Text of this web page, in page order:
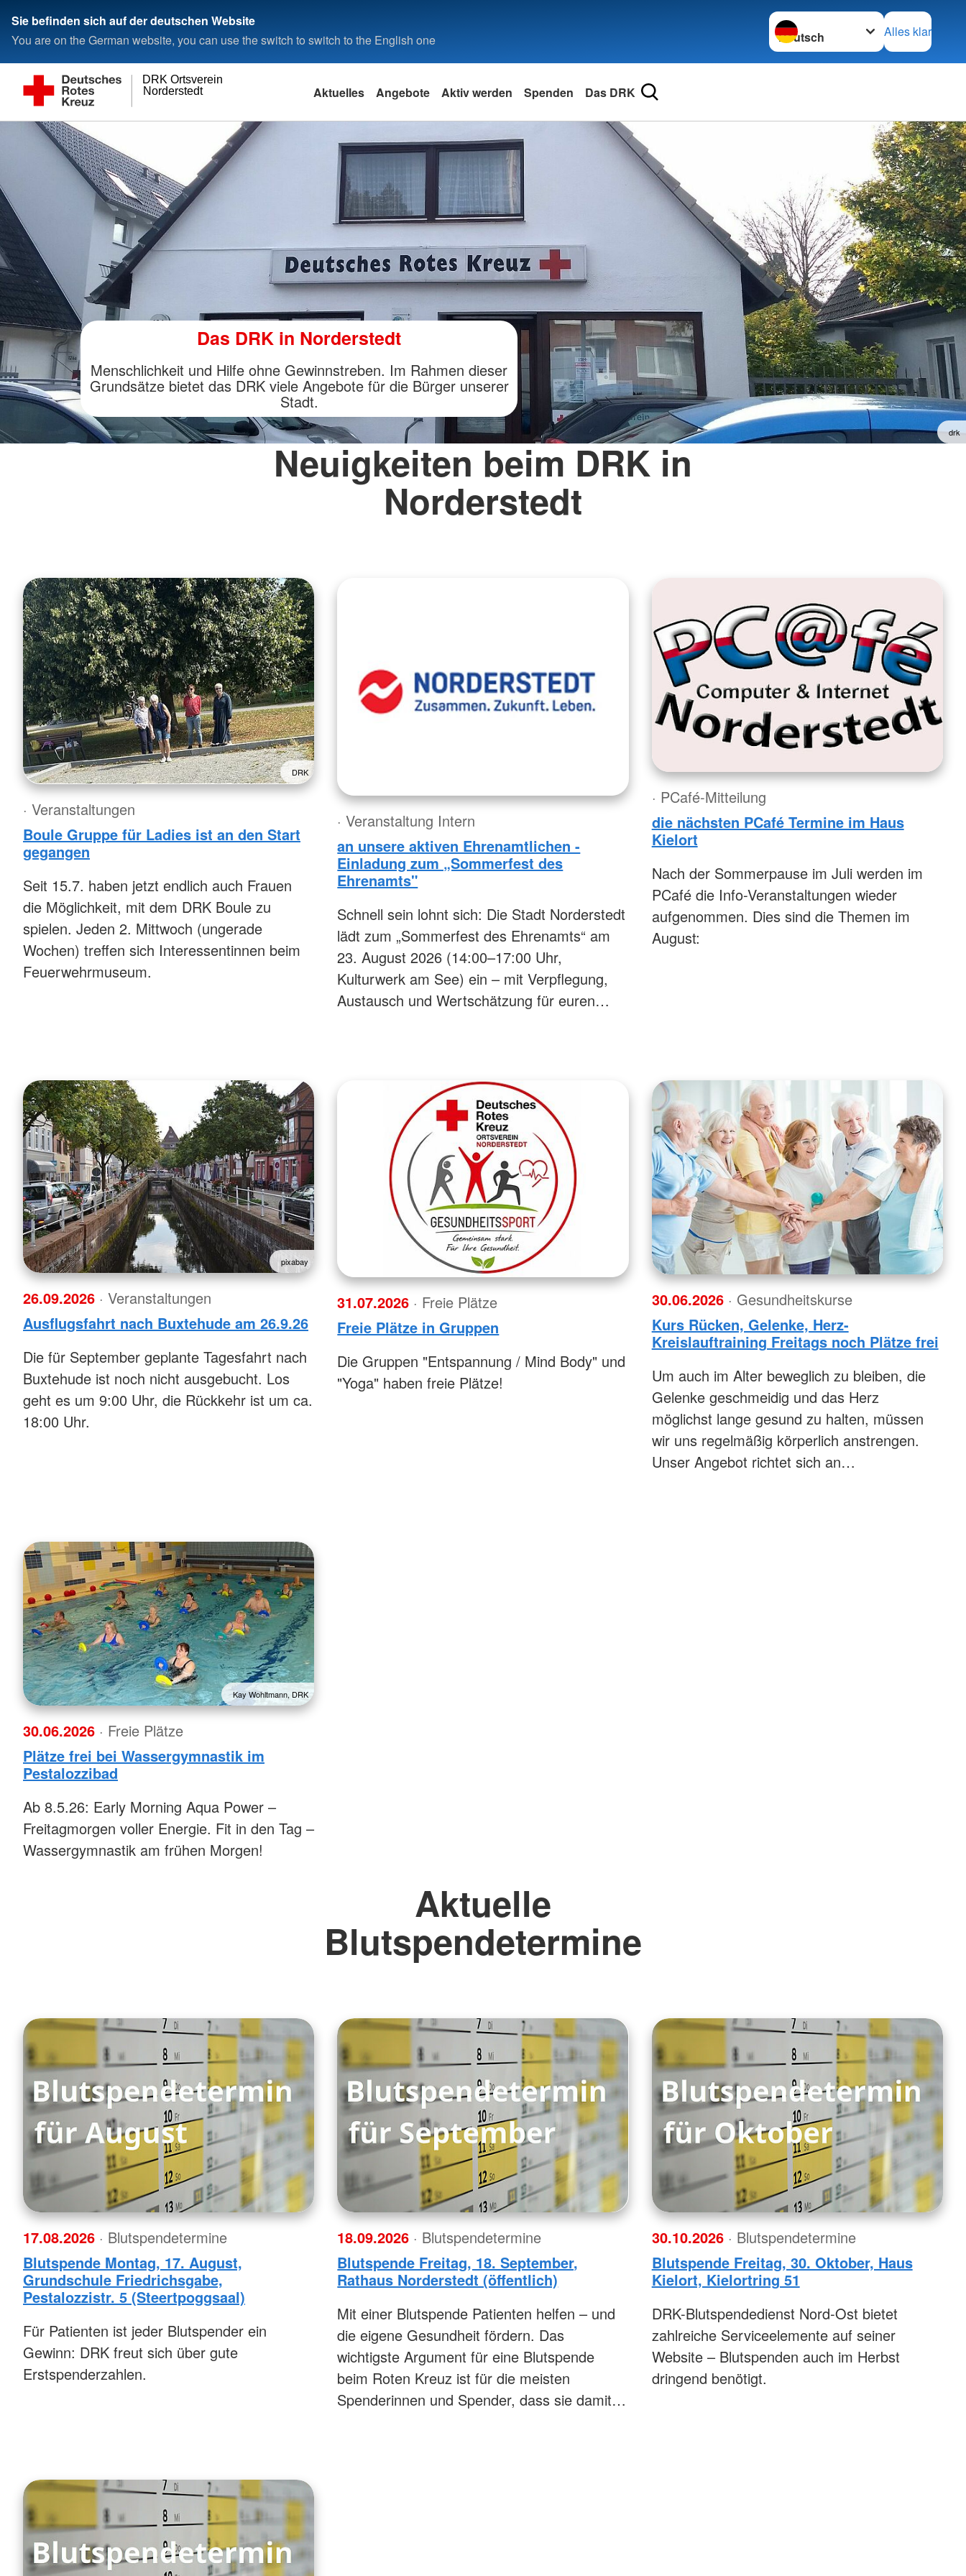
Sie befinden sich auf der deutschen Website
You are on the German website, you can use the switch to switch to the English one
Sprache wechseln zu
Alles klar
Norderstedt
DRK Ortsverein
Aktuelles Angebote Aktiv werden Spenden Das DRK
drk
Das DRK in Norderstedt
Menschlichkeit und Hilfe ohne Gewinnstreben. Im Rahmen dieser
Grundsätze bietet das DRK viele Angebote für die Bürger unserer
Stadt.
Neuigkeiten beim DRK in
Norderstedt
DRK
· Veranstaltungen
Boule Gruppe für Ladies ist an den Start
gegangen
Seit 15.7. haben jetzt endlich auch Frauen
die Möglichkeit, mit dem DRK Boule zu
spielen. Jeden 2. Mittwoch (ungerade
Wochen) treffen sich Interessentinnen beim
Feuerwehrmuseum.
· Veranstaltung Intern
an unsere aktiven Ehrenamtlichen -
Einladung zum „Sommerfest des
Ehrenamts"
Schnell sein lohnt sich: Die Stadt Norderstedt
lädt zum „Sommerfest des Ehrenamts“ am
23. August 2026 (14:00–17:00 Uhr,
Kulturwerk am See) ein – mit Verpflegung,
Austausch und Wertschätzung für euren…
· PCafé-Mitteilung
die nächsten PCafé Termine im Haus
Kielort
Nach der Sommerpause im Juli werden im
PCafé die Info-Veranstaltungen wieder
aufgenommen. Dies sind die Themen im
August:
pixabay
26.09.2026 · Veranstaltungen
Ausflugsfahrt nach Buxtehude am 26.9.26
Die für September geplante Tagesfahrt nach
Buxtehude ist noch nicht ausgebucht. Los
geht es um 9:00 Uhr, die Rückkehr ist um ca.
18:00 Uhr.
31.07.2026 · Freie Plätze
Freie Plätze in Gruppen
Die Gruppen "Entspannung / Mind Body" und
"Yoga" haben freie Plätze!
30.06.2026 · Gesundheitskurse
Kurs Rücken, Gelenke, Herz-
Kreislauftraining Freitags noch Plätze frei
Um auch im Alter beweglich zu bleiben, die
Gelenke geschmeidig und das Herz
möglichst lange gesund zu halten, müssen
wir uns regelmäßig körperlich anstrengen.
Unser Angebot richtet sich an…
Kay Wohltmann, DRK
30.06.2026 · Freie Plätze
Plätze frei bei Wassergymnastik im
Pestalozzibad
Ab 8.5.26: Early Morning Aqua Power –
Freitagmorgen voller Energie. Fit in den Tag –
Wassergymnastik am frühen Morgen!
Aktuelle
Blutspendetermine
17.08.2026 · Blutspendetermine
Blutspende Montag, 17. August,
Grundschule Friedrichsgabe,
Pestalozzistr. 5 (Steertpoggsaal)
Für Patienten ist jeder Blutspender ein
Gewinn: DRK freut sich über gute
Erstspenderzahlen.
18.09.2026 · Blutspendetermine
Blutspende Freitag, 18. September,
Rathaus Norderstedt (öffentlich)
Mit einer Blutspende Patienten helfen – und
die eigene Gesundheit fördern. Das
wichtigste Argument für eine Blutspende
beim Roten Kreuz ist für die meisten
Spenderinnen und Spender, dass sie damit…
30.10.2026 · Blutspendetermine
Blutspende Freitag, 30. Oktober, Haus
Kielort, Kielortring 51
DRK-Blutspendedienst Nord-Ost bietet
zahlreiche Serviceelemente auf seiner
Website – Blutspenden auch im Herbst
dringend benötigt.